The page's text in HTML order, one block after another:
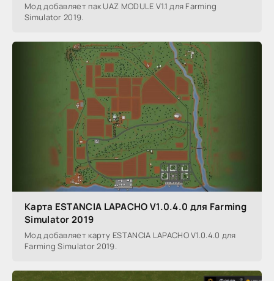
Мод добавляет пак UAZ MODULE V1.1 для Farming
Simulator 2019.
Карта ESTANCIA LAPACHO V1.0.4.0 для Farming
Simulator 2019
Мод добавляет карту ESTANCIA LAPACHO V1.0.4.0 для
Farming Simulator 2019.